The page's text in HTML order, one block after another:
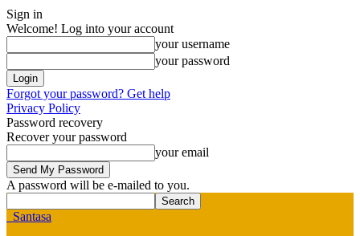
Sign in
Welcome! Log into your account
your username
your password
Forgot your password? Get help
Privacy Policy
Password recovery
Recover your password
your email
A password will be e-mailed to you.
Santasa